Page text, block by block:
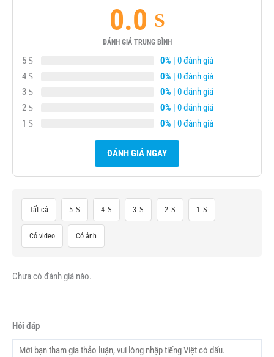
0.0
ĐÁNH GIÁ TRUNG BÌNH
5 0% | 0 đánh giá
4
0% | 0 đánh giá
3
0% | 0 đánh giá
2
0% | 0 đánh giá
1
0% | 0 đánh giá
ĐÁNH GIÁ NGAY
Tất cả 5 4 3 2 1
Có video Có ảnh
Chưa có đánh giá nào.
Hỏi đáp